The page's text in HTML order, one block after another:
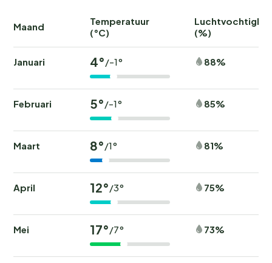
Maand
Temperatuur
(°C)
(%)
Januari 4°/-1° 88%
Februari 5°/-1° 85%
Maart 8°/1° 81%
April 12°/3° 75%
Mei 17°/7° 73%